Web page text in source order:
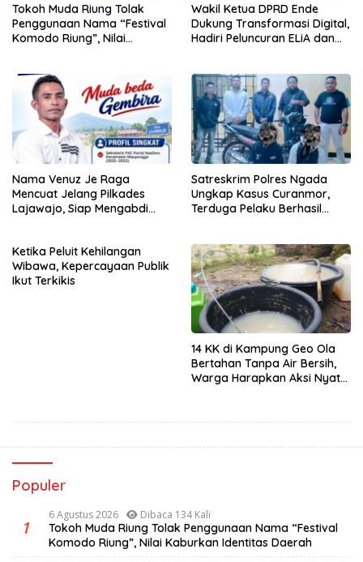
Tokoh Muda Riung Tolak
Penggunaan Nama “Festival
Komodo Riung”, Nilai
Wakil Ketua DPRD Ende
Dukung Transformasi Digital,
Hadiri Peluncuran ELiA dan
Nama Venuz Je Raga
Mencuat Jelang Pilkades
Lajawajo, Siap Mengabdi
Satreskrim Polres Ngada
Ungkap Kasus Curanmor,
Terduga Pelaku Berhasil
Ketika Peluit Kehilangan
Wibawa, Kepercayaan Publik
Ikut Terkikis
14 KK di Kampung Geo Ola
Bertahan Tanpa Air Bersih,
Warga Harapkan Aksi Nyata
Populer
1
6 Agustus 2026 Dibaca 134 Kali
Tokoh Muda Riung Tolak Penggunaan Nama “Festival
Komodo Riung”, Nilai Kaburkan Identitas Daerah